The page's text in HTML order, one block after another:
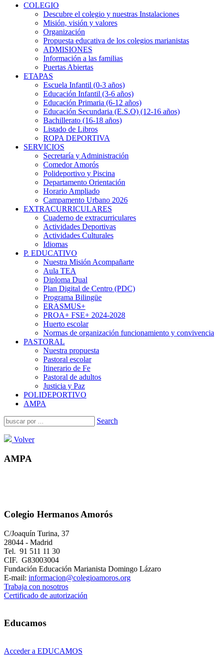
COLEGIO
Descubre el colegio y nuestras Instalaciones
Misión, visión y valores
Organización
Propuesta educativa de los colegios marianistas
ADMISIONES
Información a las familias
Puertas Abiertas
ETAPAS
Escuela Infantil (0-3 años)
Educación Infantil (3-6 años)
Educación Primaria (6-12 años)
Educación Secundaria (E.S.O) (12-16 años)
Bachillerato (16-18 años)
Listado de Libros
ROPA DEPORTIVA
SERVICIOS
Secretaría y Administración
Comedor Amorós
Polideportivo y Piscina
Departamento Orientación
Horario Ampliado
Campamento Urbano 2026
EXTRACURRICULARES
Cuaderno de extracurriculares
Actividades Deportivas
Actividades Culturales
Idiomas
P. EDUCATIVO
Nuestra Misión Acompañarte
Aula TEA
Diploma Dual
Plan Digital de Centro (PDC)
Programa Bilingüe
ERASMUS+
PROA+ FSE+ 2024-2028
Huerto escolar
Normas de organización funcionamiento y convivencia
PASTORAL
Nuestra propuesta
Pastoral escolar
Itinerario de Fe
Pastoral de adultos
Justicia y Paz
POLIDEPORTIVO
AMPA
Search
Volver
AMPA
Colegio Hermanos Amorós
C/Joaquín Turina, 37
28044 - Madrid
Tel. 91 511 11 30
CIF. G83003004
Fundación Educación Marianista Domingo Lázaro
E-mail: informacion@colegioamoros.org
Trabaja con nosotros
Certificado de autorización
Educamos
Acceder a EDUCAMOS